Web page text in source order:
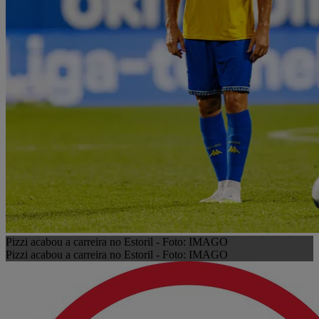
Pizzi acabou a carreira no Estoril - Foto: IMAGO
Pizzi acabou a carreira no Estoril - Foto: IMAGO